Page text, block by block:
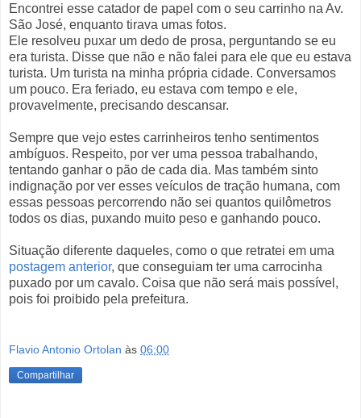
Encontrei esse catador de papel com o seu carrinho na Av.
São José, enquanto tirava umas fotos.
Ele resolveu puxar um dedo de prosa, perguntando se eu
era turista. Disse que não e não falei para ele que eu estava
turista. Um turista na minha própria cidade. Conversamos
um pouco. Era feriado, eu estava com tempo e ele,
provavelmente, precisando descansar.
Sempre que vejo estes carrinheiros tenho sentimentos
ambíguos. Respeito, por ver uma pessoa trabalhando,
tentando ganhar o pão de cada dia. Mas também sinto
indignação por ver esses veículos de tração humana, com
essas pessoas percorrendo não sei quantos quilômetros
todos os dias, puxando muito peso e ganhando pouco.
Situação diferente daqueles, como o que retratei em uma
postagem anterior, que conseguiam ter uma carrocinha
puxado por um cavalo. Coisa que não será mais possível,
pois foi proibido pela prefeitura.
Flavio Antonio Ortolan às 06:00
Compartilhar